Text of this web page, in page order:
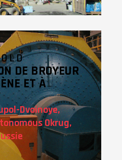
DE BROYEUR
ET À
Dvoinoye,
Okrug,